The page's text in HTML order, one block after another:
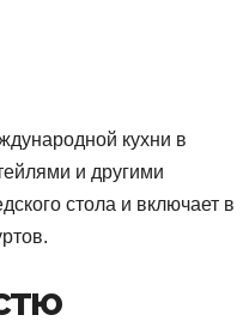
кухни в
и другими
стола и включает в